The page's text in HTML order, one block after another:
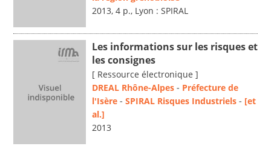
2013, 4 p., Lyon : SPIRAL
Les informations sur les risques et
les consignes
[ Ressource électronique ]
DREAL Rhône-Alpes - Préfecture de
l'Isère - SPIRAL Risques Industriels - [et
al.]
2013